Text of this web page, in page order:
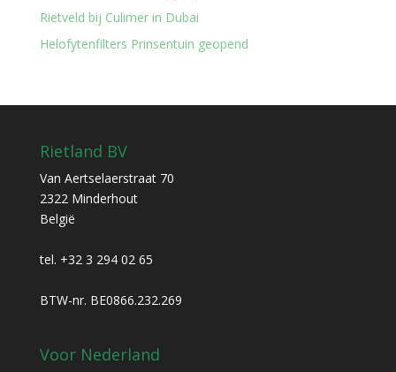
Rietveld bij Culimer in Dubai
Helofytenfilters Prinsentuin geopend
Rietland BV
Van Aertselaerstraat 70
2322 Minderhout
België
tel. +32 3 294 02 65
BTW-nr. BE0866.232.269
Voor Nederland